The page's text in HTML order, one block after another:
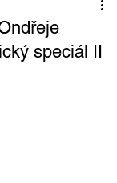
speciál II